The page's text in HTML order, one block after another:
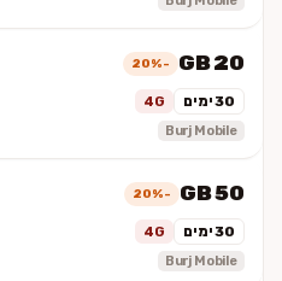
20 GB
-20%
30 ימים 4G
Burj Mobile
50 GB
-20%
30 ימים 4G
Burj Mobile